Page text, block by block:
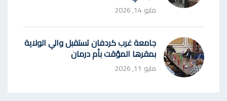
مايو 14, 2026
جامعة غرب كردفان تستقبل والي الولاية
بمقرها المؤقت بأم درمان
مايو 11, 2026